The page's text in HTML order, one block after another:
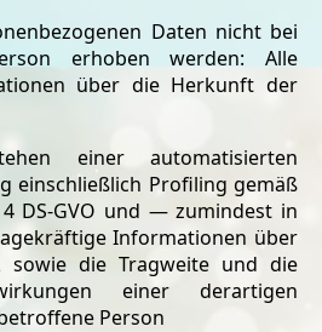
Daten nicht bei
erhoben werden: Alle
über die Herkunft der
einer automatisierten
einschließlich Profiling gemäß
DS-GVO und — zumindest in
Informationen über
sowie die Tragweite und die
einer derartigen
Person